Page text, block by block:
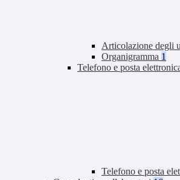
Articolazione degli
Organigramma 1
Telefono e posta
Telefono e posta